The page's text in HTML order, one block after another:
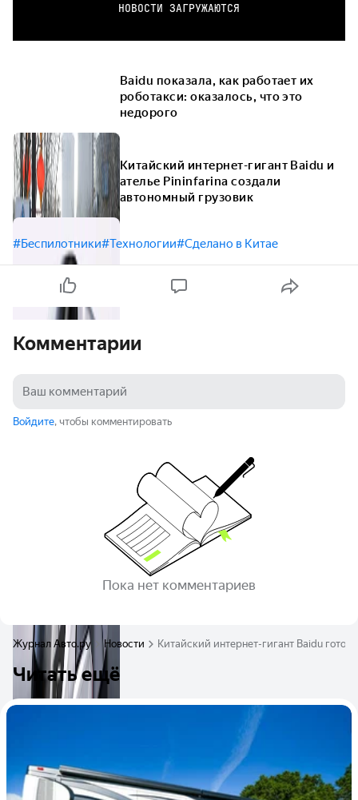
НОВОСТИ ЗАГРУЖАЮТСЯ
Baidu показала, как работает их
роботакси: оказалось, что это
недорого
Китайский интернет-гигант Baidu и
ателье Pininfarina создали
автономный грузовик
#Беспилотники#Технологии#Сделано в Китае
Комментарии
Войдите, чтобы комментировать
Пока нет комментариев
Журнал Авто.ру Новости Китайский интернет-гигант Baidu
Читать ещё